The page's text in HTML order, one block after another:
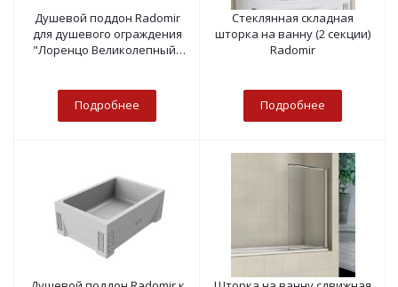
Душевой поддон Radomir
для душевого ограждения
"Лоренцо Великолепный"
Подробнее
Стеклянная складная
шторка на ванну (2 секции)
Radomir
Подробнее